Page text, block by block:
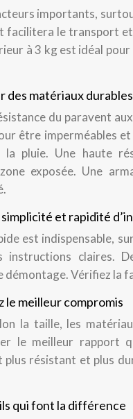
importants,
facilitera le transport
à 3 kg est idéal pour
des matériaux
du paravent
être imperméables
pluie. Une haute
exposée. Une
et rapidité
est indispensable,
instructions claires.
Vérifiez la
meilleur compromis
la taille, les
le meilleur rapport
résistant et plus
qui font la différence